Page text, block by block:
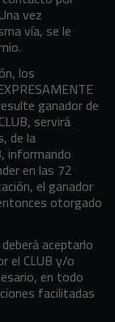
vez
vía, se le
los
ganador de
servirá
de la
informando
en las 72
el ganador
otorgado
aceptarlo
el CLUB y/o
en todo
facilitadas